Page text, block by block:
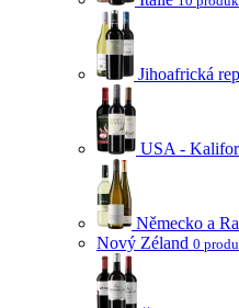
Jihoafrická
USA -
Německo a
Nový Zéland 0